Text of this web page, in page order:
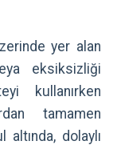
yer alan
eksiksizliği
kullanırken
tamamen
dolaylı